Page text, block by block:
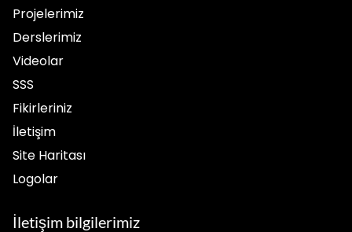
Projelerimiz
Derslerimiz
Videolar
SSS
Fikirleriniz
İletişim
Site Haritası
Logolar
İletişim bilgilerimiz